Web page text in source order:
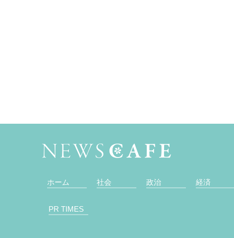
ホーム 社会 政治 経済
PR TIMES